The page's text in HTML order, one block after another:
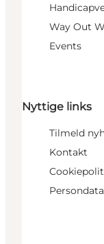
Way Out
Events
Nyttige links
Tilmeld
Kontakt